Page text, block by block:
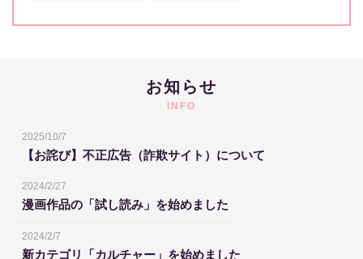
お知らせ
INFO
2025/10/7
【お詫び】不正広告（詐欺サイト）について
2024/2/27
漫画作品の「試し読み」を始めました
2024/2/7
新カテゴリ「カルチャー」を始めました